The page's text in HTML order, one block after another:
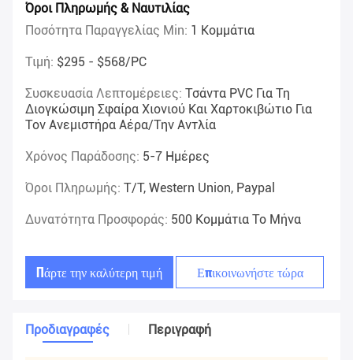
Όροι Πληρωμής & Ναυτιλίας
Ποσότητα Παραγγελίας Min: 1 Κομμάτια
Τιμή: $295 - $568/PC
Συσκευασία Λεπτομέρειες: Τσάντα PVC Για Τη
Διογκώσιμη Σφαίρα Χιονιού Και Χαρτοκιβώτιο Για
Τον Ανεμιστήρα Αέρα/την Αντλία
Χρόνος Παράδοσης: 5-7 Ημέρες
Όροι Πληρωμής: T/T, Western Union, Paypal
Δυνατότητα Προσφοράς: 500 Κομμάτια Το Μήνα
Πάρτε την καλύτερη τιμή Επικοινωνήστε τώρα
Προδιαγραφές Περιγραφή